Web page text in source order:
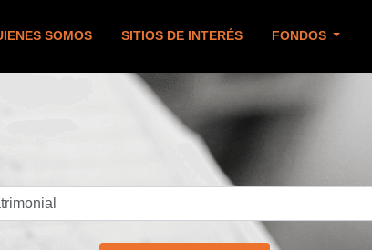
SOMOS SITIOS DE INTERÉS FONDOS